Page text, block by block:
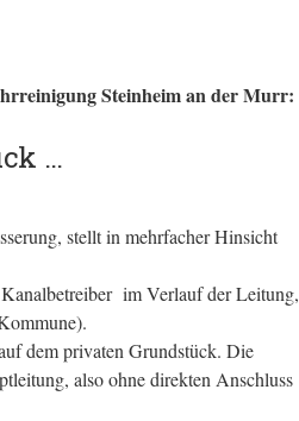
Steinheim an der Murr:
…
stellt in mehrfacher Hinsicht
im Verlauf der Leitung,
dem privaten Grundstück. Die
also ohne direkten Anschluss